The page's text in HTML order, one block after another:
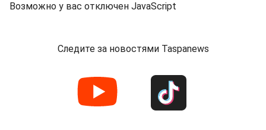
Возможно у вас отключен JavaScript
Следите за новостями Taspanews